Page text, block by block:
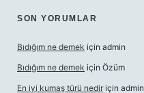
SON YORUMLAR
Bıdığım ne demek için admin
Bıdığım ne demek için Özüm
En iyi kumaş türü nedir için admin